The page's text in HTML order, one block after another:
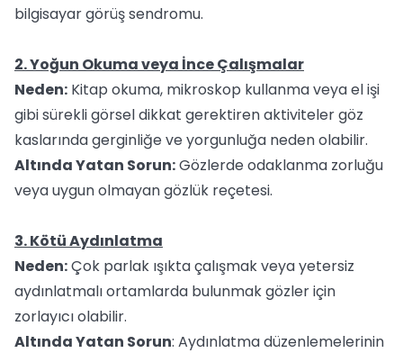
bilgisayar görüş sendromu.
2. Yoğun Okuma veya İnce Çalışmalar
Neden: Kitap okuma, mikroskop kullanma veya el işi
gibi sürekli görsel dikkat gerektiren aktiviteler göz
kaslarında gerginliğe ve yorgunluğa neden olabilir.
Altında Yatan Sorun:Gözlerde odaklanma zorluğu
veya uygun olmayan gözlük reçetesi.
3. Kötü Aydınlatma
Neden:Çok parlak ışıkta çalışmak veya yetersiz
aydınlatmalı ortamlarda bulunmak gözler için
zorlayıcı olabilir.
Altında Yatan Sorun: Aydınlatma düzenlemelerinin